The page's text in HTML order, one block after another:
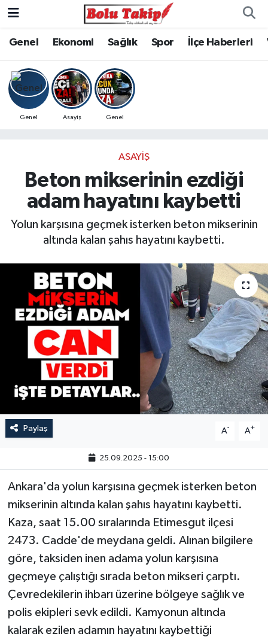
Genel Ekonomi Sağlık Spor İlçe Haberleri
Genel Asayiş Genel
ASAYIŞ
Beton mikserinin ezdiği
adam hayatını kaybetti
Yolun karşısına geçmek isterken beton mikserinin
altında kalan şahıs hayatını kaybetti.
Paylaş A- A+
25.09.2025 - 15:00
Ankara'da yolun karşısına geçmek isterken beton
mikserinin altında kalan şahıs hayatını kaybetti.
Kaza, saat 15.00 sıralarında Etimesgut ilçesi
2473. Cadde'de meydana geldi. Alınan bilgilere
göre, taksiden inen adama yolun karşısına
geçmeye çalıştığı sırada beton mikseri çarptı.
Çevredekilerin ihbarı üzerine bölgeye sağlık ve
polis ekipleri sevk edildi. Kamyonun altında
kalarak ezilen adamın hayatını kaybettiği